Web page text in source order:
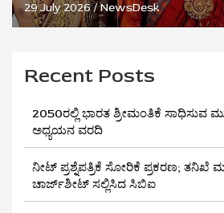
29 July 2026 NewsDesk
Recent Posts
2050ರಲ್ಲಿ ಭಾರತ ಶ್ರೀಮಂತಿಕೆ ಸಾಧಿಸುವ
ಅಧ್ಯಯನ ವರದಿ
ನೀಟ್ ಪ್ರಶ್ನೆಪತ್ರಿಕೆ ಸೋರಿಕೆ ಪ್ರಕರಣ; ತನಿಖೆ
ಚಾರ್ಜ್‌ಶೀಟ್ ಸಲ್ಲಿಸಿದ ಸಿಬಿಐ